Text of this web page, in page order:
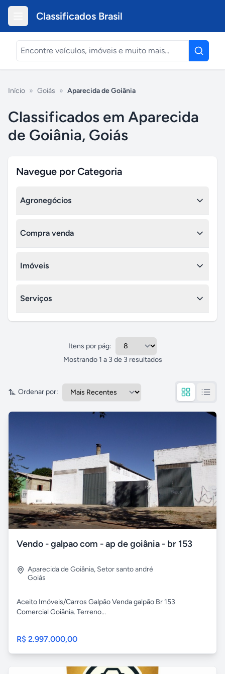
Classificados Brasil
Início » Goiás » Aparecida de Goiânia
Classificados em Aparecida
de Goiânia, Goiás
Navegue por Categoria
Agronegócios
Produtos rurais
Compra venda
Diversos
Imóveis
Imóveis comerciais
Serviços
Itens por pág:
Mostrando 1 a 3 de 3 resultados
Ordenar por:
Vendo - galpao com - ap de goiânia - br 153
Aparecida de Goiânia, Setor santo andré
Goiás
Aceito Imóveis/Carros Galpão Venda galpão Br 153
Comercial Goiânia. Terreno...
R$ 2.997.000,00